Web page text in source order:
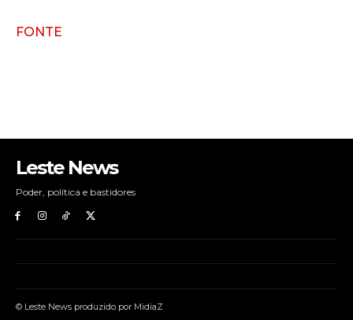
FONTE
Leste News
Poder, política e bastidores
© Leste News produzido por MidiaZ